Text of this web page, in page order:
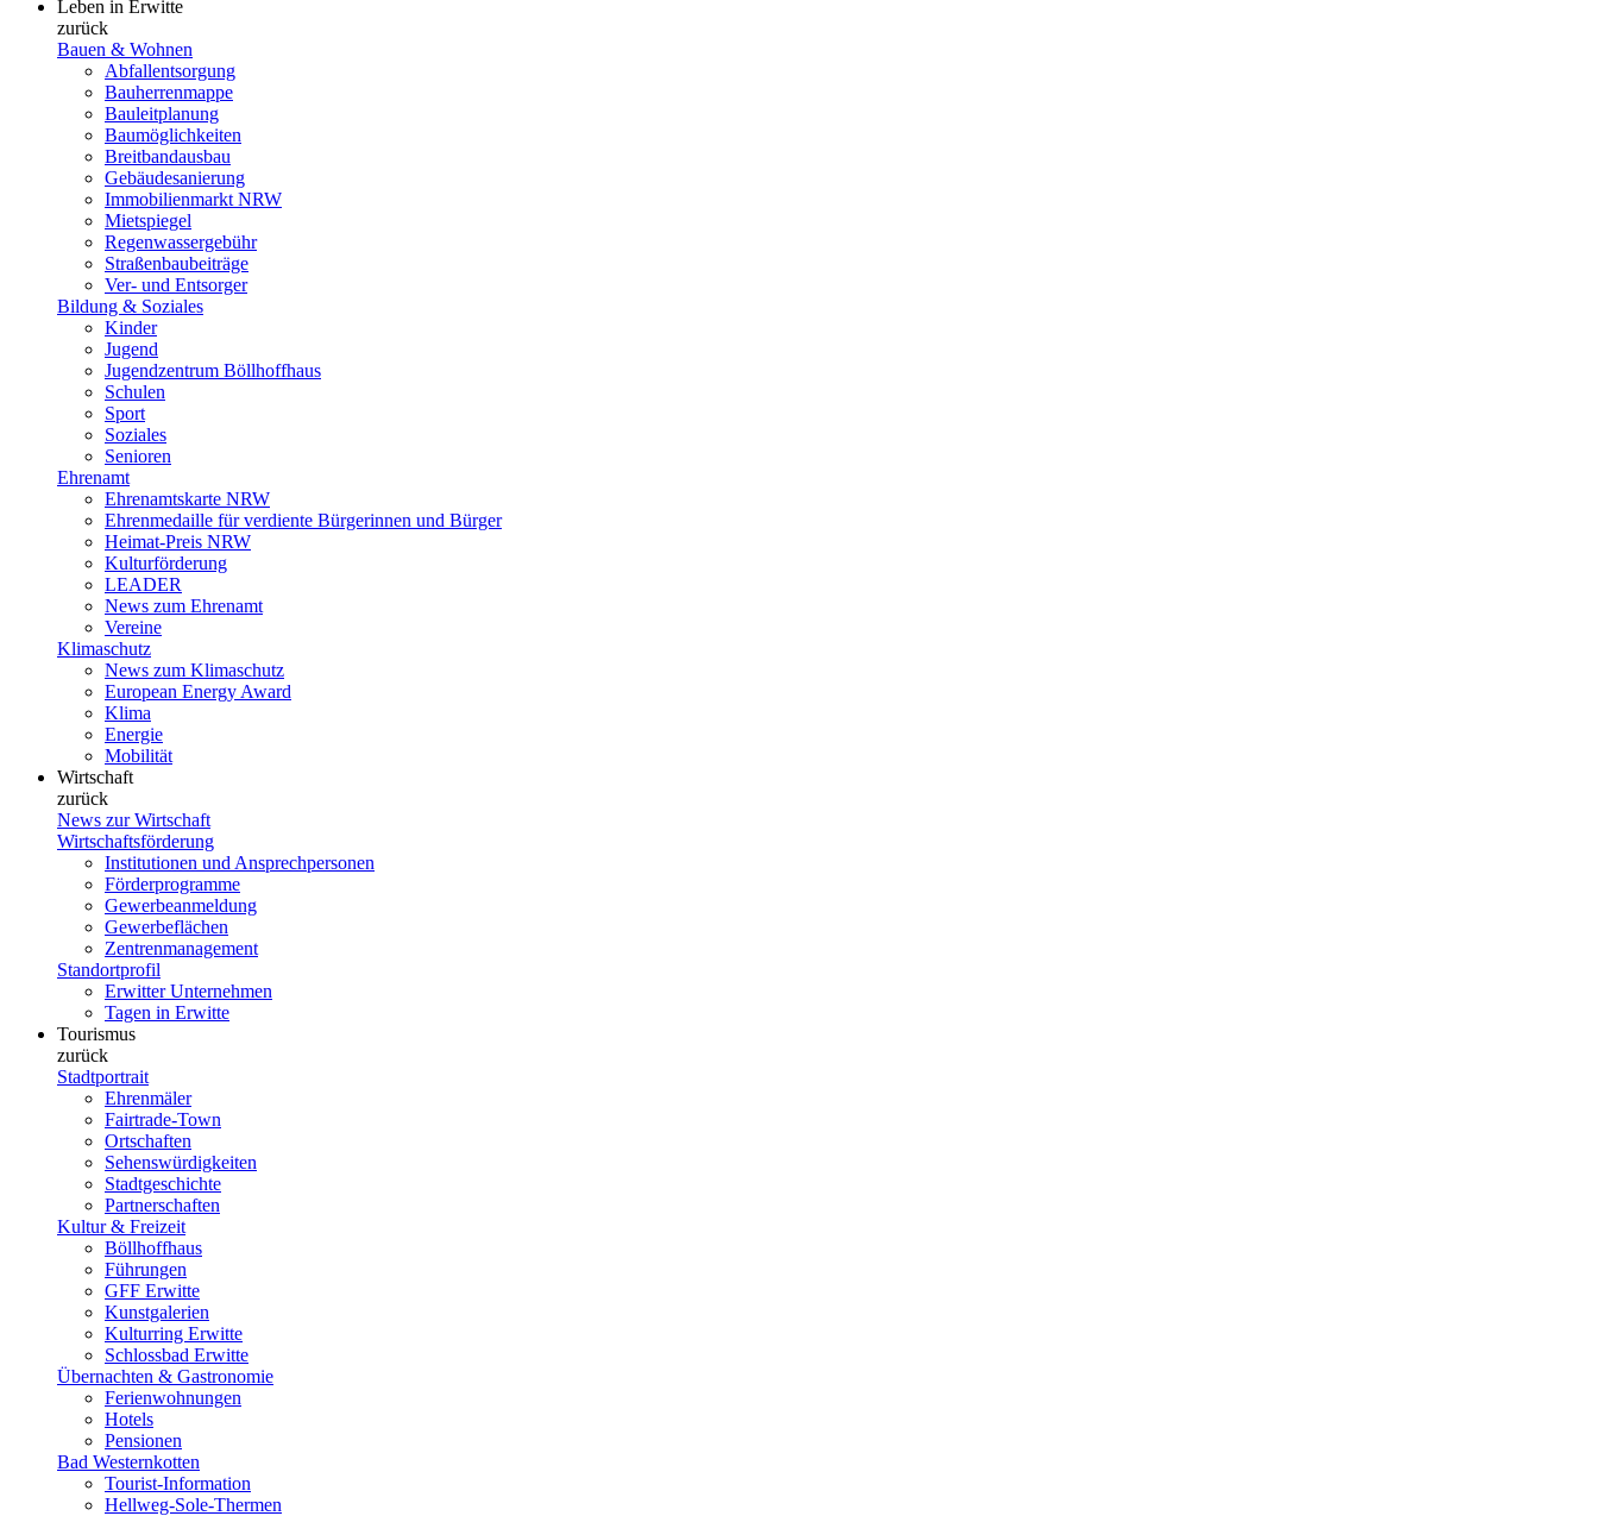
Leben in Erwitte
zurück
Bauen & Wohnen
Abfallentsorgung
Bauherrenmappe
Bauleitplanung
Baumöglichkeiten
Breitbandausbau
Gebäudesanierung
Immobilienmarkt NRW
Mietspiegel
Regenwassergebühr
Straßenbaubeiträge
Ver- und Entsorger
Bildung & Soziales
Kinder
Jugend
Jugendzentrum Böllhoffhaus
Schulen
Sport
Soziales
Senioren
Ehrenamt
Ehrenamtskarte NRW
Ehrenmedaille für verdiente Bürgerinnen und Bürger
Heimat-Preis NRW
Kulturförderung
LEADER
News zum Ehrenamt
Vereine
Klimaschutz
News zum Klimaschutz
European Energy Award
Klima
Energie
Mobilität
Wirtschaft
zurück
News zur Wirtschaft
Wirtschaftsförderung
Institutionen und Ansprechpersonen
Förderprogramme
Gewerbeanmeldung
Gewerbeflächen
Zentrenmanagement
Standortprofil
Erwitter Unternehmen
Tagen in Erwitte
Tourismus
zurück
Stadtportrait
Ehrenmäler
Fairtrade-Town
Ortschaften
Sehenswürdigkeiten
Stadtgeschichte
Partnerschaften
Kultur & Freizeit
Böllhoffhaus
Führungen
GFF Erwitte
Kunstgalerien
Kulturring Erwitte
Schlossbad Erwitte
Übernachten & Gastronomie
Ferienwohnungen
Hotels
Pensionen
Bad Westernkotten
Tourist-Information
Hellweg-Sole-Thermen